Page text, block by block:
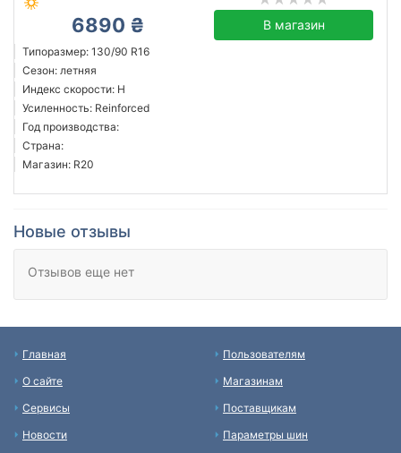
6890 ₴ В магазин
Типоразмер: 130/90 R16
Сезон: летняя
Индекс скорости: H
Усиленность: Reinforced
Год производства:
Страна:
Магазин: R20
Новые отзывы
Отзывов еще нет
Главная
О сайте
Сервисы
Новости
Пользователям
Магазинам
Поставщикам
Параметры шин